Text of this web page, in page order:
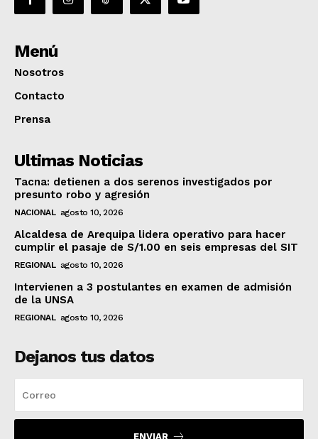
Menú
Nosotros
Contacto
Prensa
Ultimas Noticias
Tacna: detienen a dos serenos investigados por
presunto robo y agresión
NACIONAL agosto 10, 2026
Alcaldesa de Arequipa lidera operativo para hacer
cumplir el pasaje de S/1.00 en seis empresas del SIT
REGIONAL agosto 10, 2026
Intervienen a 3 postulantes en examen de admisión
de la UNSA
REGIONAL agosto 10, 2026
Dejanos tus datos
ENVIAR